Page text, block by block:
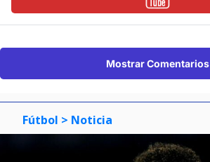
Mostrar Comentarios
Fútbol > Noticia